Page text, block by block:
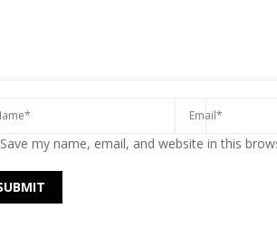
Save my name, email, and website in this